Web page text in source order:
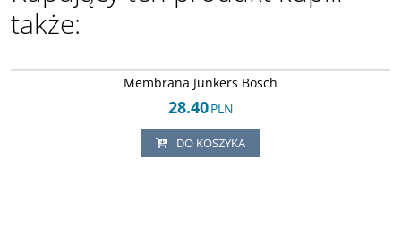
także:
Membrana Junkers Bosch
28.40PLN
DO KOSZYKA